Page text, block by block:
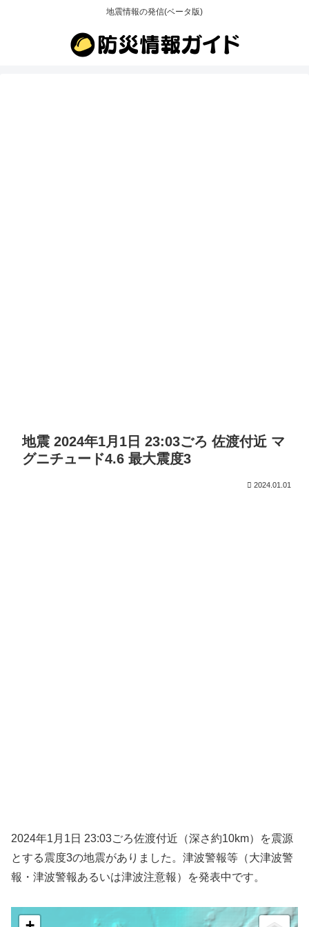
地震情報の発信(ベータ版)
地震 2024年1月1日 23:03ごろ 佐渡付近 マ
グニチュード4.6 最大震度3
2024.01.01
2024年1月1日 23:03ごろ佐渡付近（深さ約10km）を震源
とする震度3の地震がありました。津波警報等（大津波警
報・津波警報あるいは津波注意報）を発表中です。